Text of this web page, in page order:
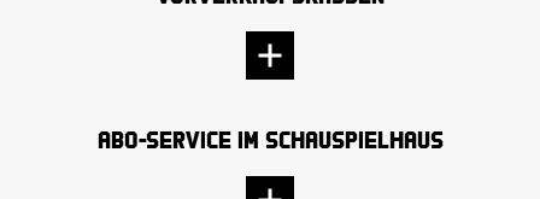
Abo-Service im Schauspielhaus